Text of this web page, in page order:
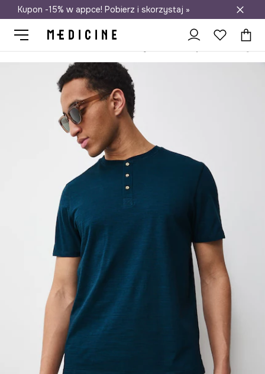
Darmowa dostawa do salonów
Kupon -15% w appce! Pobierz i skorzystaj »